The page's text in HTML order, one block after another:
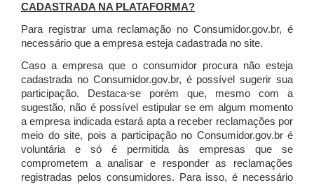
CADASTRADA NA PLATAFORMA?
Para registrar uma reclamação no Consumidor.gov.br, é
necessário que a empresa esteja cadastrada no site.
Caso a empresa que o consumidor procura não esteja
cadastrada no Consumidor.gov.br, é possível sugerir sua
participação. Destaca-se porém que, mesmo com a
sugestão, não é possível estipular se em algum momento
a empresa indicada estará apta a receber reclamações por
meio do site, pois a participação no Consumidor.gov.br é
voluntária e só é permitida às empresas que se
comprometem a analisar e responder as reclamações
registradas pelos consumidores. Para isso, é necessário